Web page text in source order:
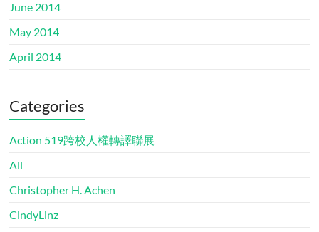
June 2014
May 2014
April 2014
Categories
Action 519跨校人權轉譯聯展
All
Christopher H. Achen
CindyLinz